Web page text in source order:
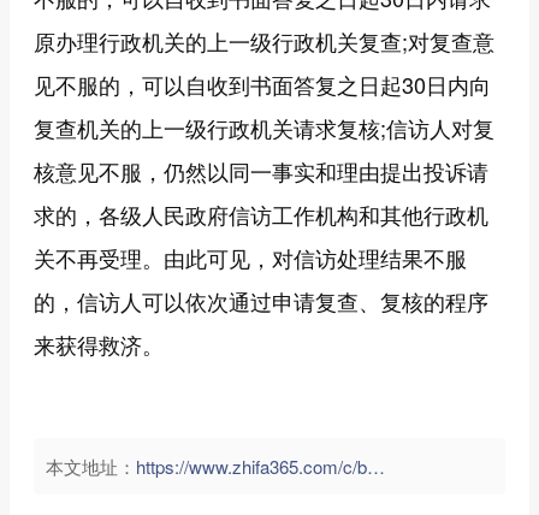
原办理行政机关的上一级行政机关复查;对复查意
见不服的，可以自收到书面答复之日起30日内向
复查机关的上一级行政机关请求复核;信访人对复
核意见不服，仍然以同一事实和理由提出投诉请
求的，各级人民政府信访工作机构和其他行政机
关不再受理。由此可见，对信访处理结果不服
的，信访人可以依次通过申请复查、复核的程序
来获得救济。
本文地址： https://www.zhifa365.com/c/bVuKRUe93PpyATaN">